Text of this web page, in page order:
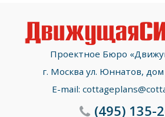
Проектное Бюро
г. Москва ул. Юннатов, дом
E-mail:
(495)135-